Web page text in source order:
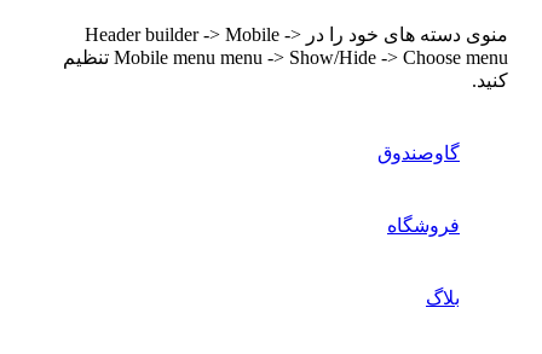
منوی دسته های خود را در Header builder -> Mobile ->
Mobile menu menu -> Show/Hide -> Choose menu تنظیم
کنید.
گاوصندوق
فروشگاه
بلاگ